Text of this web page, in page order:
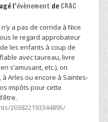
l’évènement de CRAC
a pas de corrida à Nice
le regard approbateur
les enfants à coup de
avec taureau, livre
s’amusant, etc.), on
Arles ou encore à Saintes-
impôts pour cette
203822193344895/